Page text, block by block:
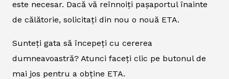
este necesar. Dacă vă reînnoiți pașaportul înainte
de călătorie, solicitați din nou o nouă ETA.
Sunteți gata să începeți cu cererea
dumneavoastră? Atunci faceți clic pe butonul de
mai jos pentru a obține ETA.